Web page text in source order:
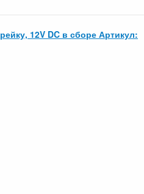
12V DC в сборе Артикул: